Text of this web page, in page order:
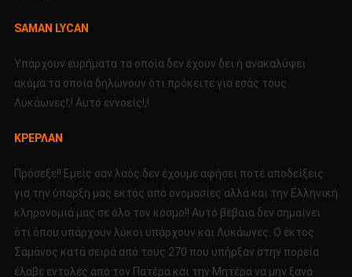
SAMAN LYCAN
Υπάρχουν ευρήματα τα οποία δεν έχουν δει ή ανακαλύψει
ακόμα τα οποία δηλώνουν ότι πρόκειτε για εσάς τους
Λυκάωνες!;! Αυτό εννοείς!;!
ΚΡΕΡΛΑΝ
Πρόσεξε!! Εμείς σαν λαός δεν έχουμε αφήσει ποτέ αποδείξεις
για την ύπαρξη μας εκτός από ονομασίες αλλά και την Ελληνική
κληρονομιά μας σε όλο τον κόσμο!! Αυτό βέβαια δεν σημαίνει
ότι όπου υπάρχουν λύκοι υπάρχουν και Λυκάωνες. Ο έκτος
Σαμάνος κατά σειρά από τους 270 που υπήρξαν στην πορεία
έλαβε εντολές από τον Πατέρα και την Μητέρα να μην ξανά